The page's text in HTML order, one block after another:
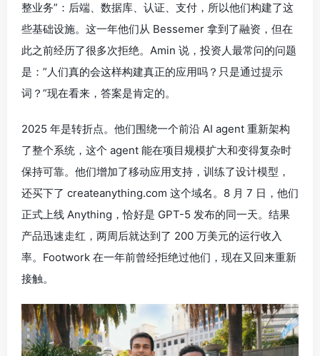
整业务”：后端、数据库、认证、支付，所以他们构建了这
些基础设施。这一年他们从 Bessemer 拿到了融资，但在
此之前经历了很多次拒绝。Amin 说，投资人最常问的问题
是：”人们真的会这样构建真正的应用吗？只是通过提示
词？”现在看来，答案是肯定的。
2025 年是转折点。他们围绕一个前沿 AI agent 重新架构
了整个系统，这个 agent 能在项目规模扩大和变得复杂时
保持可靠。他们增加了移动应用支持，训练了设计模型，
还买下了 createanything.com 这个域名。8 月 7 日，他们
正式上线 Anything，恰好是 GPT-5 发布的同一天。结果
产品迅速走红，两周后就达到了 200 万美元的运行收入
率。Footwork 在一年前曾经拒绝过他们，现在又回来重新
接触。